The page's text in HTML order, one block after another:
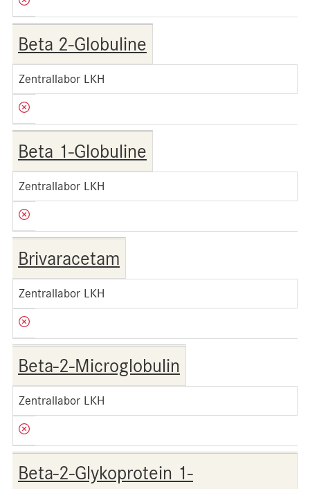
Beta 2-Globuline
Zentrallabor LKH
Beta 1-Globuline
Zentrallabor LKH
Brivaracetam
Zentrallabor LKH
Beta-2-Microglobulin
Zentrallabor LKH
Beta-2-Glykoprotein 1-